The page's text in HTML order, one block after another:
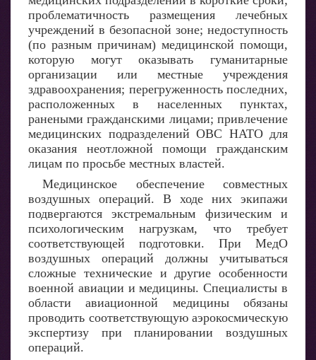
проблематичность размещения лечебных
учреждений в безопасной зоне; недоступность
(по разным причинам) медицинской помощи,
которую могут оказывать гуманитарные
организации или местные учреждения
здравоохранения; перегруженность последних,
расположенных в населенных пунктах,
ранеными гражданскими лицами; привлечение
медицинских подразделений ОВС НАТО для
оказания неотложной помощи гражданским
лицам по просьбе местных властей.
Медицинское обеспечение совместных
воздушных операций. В ходе них экипажи
подвергаются экстремальным физическим и
психологическим нагрузкам, что требует
соответствующей подготовки. При МедО
воздушных операций должны учитываться
сложные технические и другие особенности
военной авиации и медицины. Специалисты в
области авиационной медицины обязаны
проводить соответствующую аэрокосмическую
экспертизу при планировании воздушных
операций.